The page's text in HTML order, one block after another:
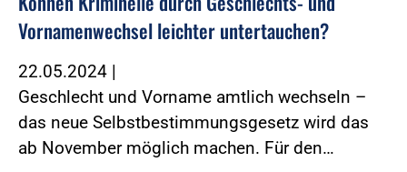
Vornamenwechsel leichter untertauchen?
22.05.2024 |
Geschlecht und Vorname amtlich wechseln –
das neue Selbstbestimmungsgesetz wird das
ab November möglich machen. Für den…